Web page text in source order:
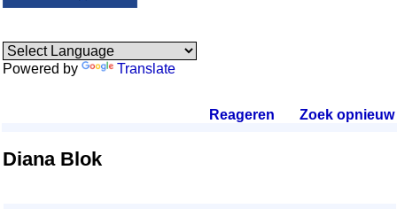
Powered by Translate
Reageren Zoek opnieuw.
Diana Blok